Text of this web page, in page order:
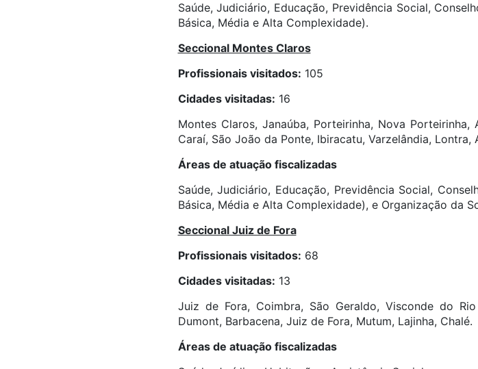
Saúde, Judiciário, Educação, Previdência Social,
Básica, Média e Alta Complexidade).
Seccional Montes Claros
Profissionais visitados: 105
Cidades visitadas: 16
Montes Claros, Janaúba, Porteirinha, Nova
Caraí, São João da Ponte, Ibiracatu, Varzelândia,
Áreas de atuação fiscalizadas
Saúde, Judiciário, Educação, Previdência Social,
Básica, Média e Alta Complexidade), e Organização da
Seccional Juiz de Fora
Profissionais visitados: 68
Cidades visitadas: 13
Juiz de Fora, Coimbra, São Geraldo, Visconde do
Dumont, Barbacena, Juiz de Fora, Mutum, Lajinha, Chalé.
Áreas de atuação fiscalizadas